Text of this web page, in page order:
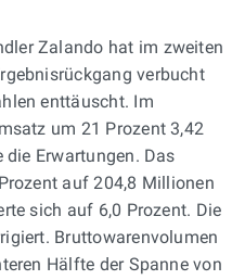
Zalando hat im zweiten
verbucht
enttäuscht. Im
um 21 Prozent 3,42
Erwartungen. Das
auf 204,8 Millionen
sich auf 6,0 Prozent. Die
Bruttowarenvolumen
Hälfte der Spanne von